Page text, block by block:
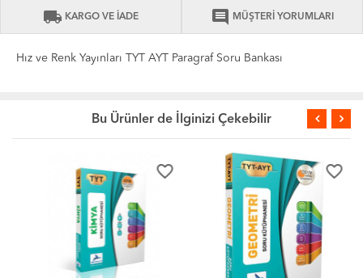
local_shipping KARGO VE İADE comment MÜŞTERİ YORUMLARI
Hız ve Renk Yayınları TYT AYT Paragraf Soru Bankası
Bu Ürünler de İlginizi Çekebilir
favorite_border favorite_border